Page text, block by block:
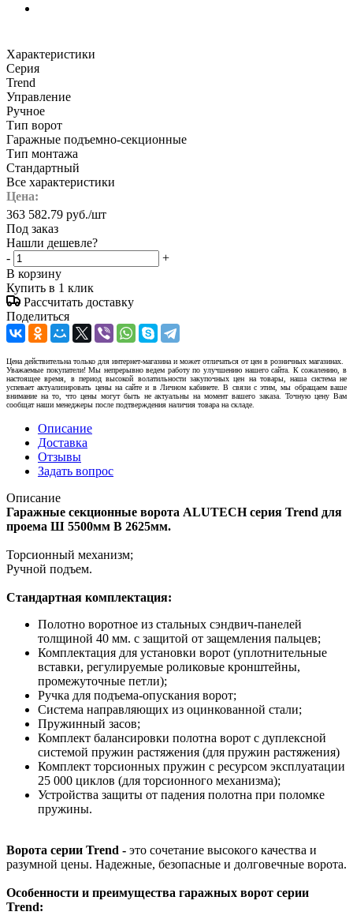
Характеристики
Серия
Trend
Управление
Ручное
Тип ворот
Гаражные подъемно-секционные
Тип монтажа
Стандартный
Все характеристики
Цена:
363 582.79 руб./шт
Под заказ
Нашли дешевле?
-
+
В корзину
Купить в 1 клик
Рассчитать доставку
Поделиться
Цена действительна только для интернет-магазина и может отличаться от цен в розничных магазинах.
Уважаемые покупатели! Мы непрерывно ведем работу по улучшению нашего сайта. К сожалению, в
настоящее время, в период высокой волатильности закупочных цен на товары, наша система не
успевает актуализировать цены на сайте и в Личном кабинете. В связи с этим, мы обращаем ваше
внимание на то, что цены могут быть не актуальны на момент вашего заказа. Точную цену Вам
сообщат наши менеджеры после подтверждения наличия товара на складе.
Описание
Доставка
Отзывы
Задать вопрос
Описание
Гаражные секционные ворота ALUTECH серия Trend для
проема Ш 5500мм В 2625мм.
Торсионный механизм;
Ручной подъем.
Стандартная комплектация:
Полотно воротное из стальных сэндвич-панелей
толщиной 40 мм. с защитой от защемления пальцев;
Комплектация для установки ворот (уплотнительные
вставки, регулируемые роликовые кронштейны,
промежуточные петли);
Ручка для подъема-опускания ворот;
Система направляющих из оцинкованной стали;
Пружинный засов;
Комплект балансировки полотна ворот с дуплексной
системой пружин растяжения (для пружин растяжения)
Комплект торсионных пружин с ресурсом эксплуатации
25 000 циклов (для торсионного механизма);
Устройства защиты от падения полотна при поломке
пружины.
Ворота серии Trend - это сочетание высокого качества и
разумной цены. Надежные, безопасные и долговечные ворота.
Особенности и преимущества гаражных ворот серии
Trend: